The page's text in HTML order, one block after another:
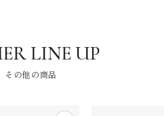
その他の商品